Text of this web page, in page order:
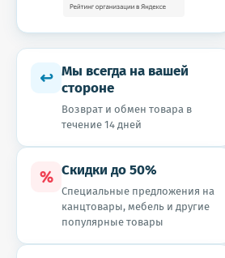
↩ Мы всегда на вашей
стороне
Возврат и обмен товара в
течение 14 дней
% Скидки до 50%
Специальные предложения на
канцтовары, мебель и другие
популярные товары